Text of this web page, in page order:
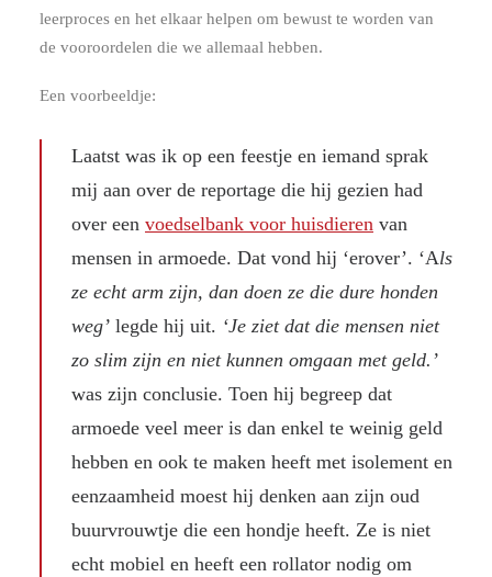
leerproces en het elkaar helpen om bewust te worden van
de vooroordelen die we allemaal hebben.
Een voorbeeldje:
Laatst was ik op een feestje en iemand sprak
mij aan over de reportage die hij gezien had
over een voedselbank voor huisdieren van
mensen in armoede. Dat vond hij ‘erover’. ‘Als
ze echt arm zijn, dan doen ze die dure honden
weg’ legde hij uit. ‘Je ziet dat die mensen niet
zo slim zijn en niet kunnen omgaan met geld.’
was zijn conclusie. Toen hij begreep dat
armoede veel meer is dan enkel te weinig geld
hebben en ook te maken heeft met isolement en
eenzaamheid moest hij denken aan zijn oud
buurvrouwtje die een hondje heeft. Ze is niet
echt mobiel en heeft een rollator nodig om